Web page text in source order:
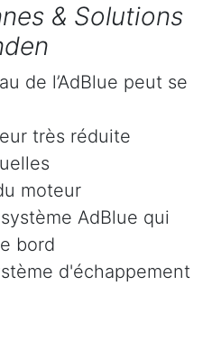
& Solutions
de l’AdBlue peut se
très réduite
moteur
AdBlue qui
bord
d'échappement